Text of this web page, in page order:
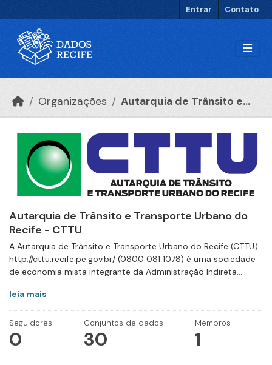
Entrar Contato
Organizações Autarquia de Trânsito e...
Autarquia de Trânsito e Transporte Urbano do
Recife - CTTU
A Autarquia de Trânsito e Transporte Urbano do Recife (CTTU)
http://cttu.recife.pe.gov.br/ (0800 081 1078) é uma sociedade
de economia mista integrante da Administração Indireta...
leia mais
Seguidores
0
Conjuntos de dados
30
Membros
1